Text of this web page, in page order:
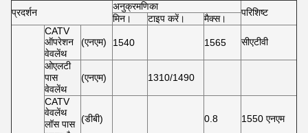
प्रदर्शन
अनुक्रमणिका
परिशिष्ट
मिन। टाइप करें। मैक्स।
CATV
ऑपरेशन
वेवलेंथ
(एनएम) 1540 1565 सीएटीवी
ओएलटी
पास
वेवलेंथ
(एनएम) 1310/1490
CATV
वेवलेंथ
लॉस पास (डीबी) 0.8 1550 एनएम